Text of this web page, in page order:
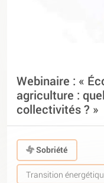
Webinaire : «
agriculture :
collectivités ? »
Sobriété
Transition